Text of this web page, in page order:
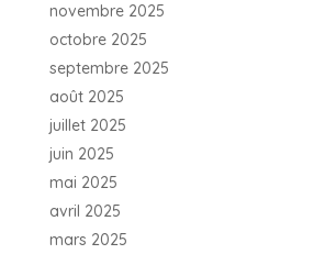
novembre 2025
octobre 2025
septembre 2025
août 2025
juillet 2025
juin 2025
mai 2025
avril 2025
mars 2025